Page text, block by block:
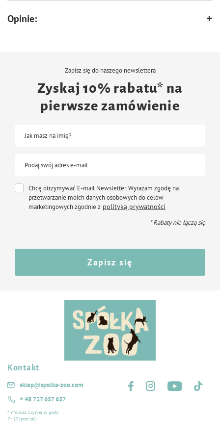
Opinie:
Zapisz się do naszego newslettera
Zyskaj 10% rabatu* na
pierwsze zamówienie
Jak masz na imię?
Podaj swój adres e-mail
Chcę otrzymywać E-mail Newsletter. Wyrażam zgodę na
przetwarzanie moich danych osobowych do celów
marketingowych zgodnie z polityką prywatności
* Rabaty nie łączą się
Zapisz się
Kontakt
sklep@spolka-zoo.com
+ 48 727 657 657
*Infolinia czynna w godz.
7 - 17 (pon.-pt.)